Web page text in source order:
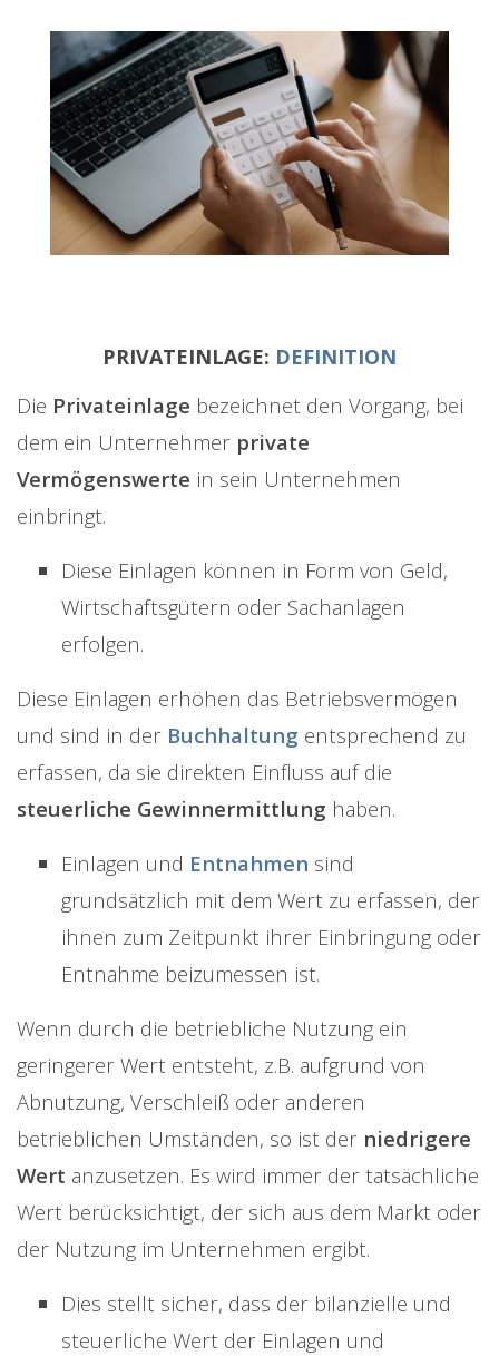
PRIVATEINLAGE: DEFINITION
Die Privateinlage bezeichnet den Vorgang, bei
dem ein Unternehmer private
Vermögenswerte in sein Unternehmen
einbringt.
Diese Einlagen können in Form von Geld,
Wirtschaftsgütern oder Sachanlagen
erfolgen.
Diese Einlagen erhöhen das Betriebsvermögen
und sind in der Buchhaltung entsprechend zu
erfassen, da sie direkten Einfluss auf die
steuerliche Gewinnermittlung haben.
Einlagen und Entnahmen sind
grundsätzlich mit dem Wert zu erfassen, der
ihnen zum Zeitpunkt ihrer Einbringung oder
Entnahme beizumessen ist.
Wenn durch die betriebliche Nutzung ein
geringerer Wert entsteht, z.B. aufgrund von
Abnutzung, Verschleiß oder anderen
betrieblichen Umständen, so ist der niedrigere
Wert anzusetzen. Es wird immer der tatsächliche
Wert berücksichtigt, der sich aus dem Markt oder
der Nutzung im Unternehmen ergibt.
Dies stellt sicher, dass der bilanzielle und
steuerliche Wert der Einlagen und